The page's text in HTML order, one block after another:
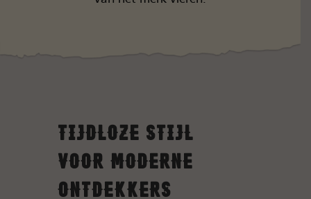
Tijdloze Stijl
voor Moderne
Ontdekkers